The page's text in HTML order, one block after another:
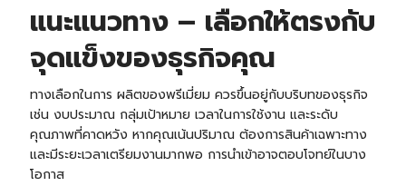
แนะแนวทาง – เลือกให้ตรงกับ
จุดแข็งของธุรกิจคุณ
ทางเลือกในการ ผลิตของพรีเมี่ยม ควรขึ้นอยู่กับบริบทของธุรกิจ
เช่น งบประมาณ กลุ่มเป้าหมาย เวลาในการใช้งาน และระดับ
คุณภาพที่คาดหวัง หากคุณเน้นปริมาณ ต้องการสินค้าเฉพาะทาง
และมีระยะเวลาเตรียมงานมากพอ การนำเข้าอาจตอบโจทย์ในบาง
โอกาส